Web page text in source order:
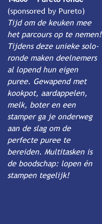
(sponsored by Pureto)
Tijd om de keuken mee
het parcours op te nemen!
Tijdens deze unieke solo-
ronde maken deelnemers
al lopend hun eigen
puree. Gewapend met
kookpot, aardappelen,
melk, boter en een
stamper ga je onderweg
aan de slag om de
perfecte puree te
bereiden. Multitasken is
de boodschap: lopen én
stampen tegelijk!